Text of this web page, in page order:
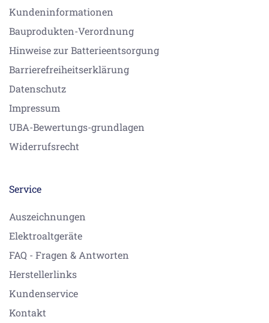
Kundeninformationen
Bauprodukten-Verordnung
Hinweise zur Batterieentsorgung
Barrierefreiheitserklärung
Datenschutz
Impressum
UBA-Bewertungs-grundlagen
Widerrufsrecht
Service
Auszeichnungen
Elektroaltgeräte
FAQ - Fragen & Antworten
Herstellerlinks
Kundenservice
Kontakt